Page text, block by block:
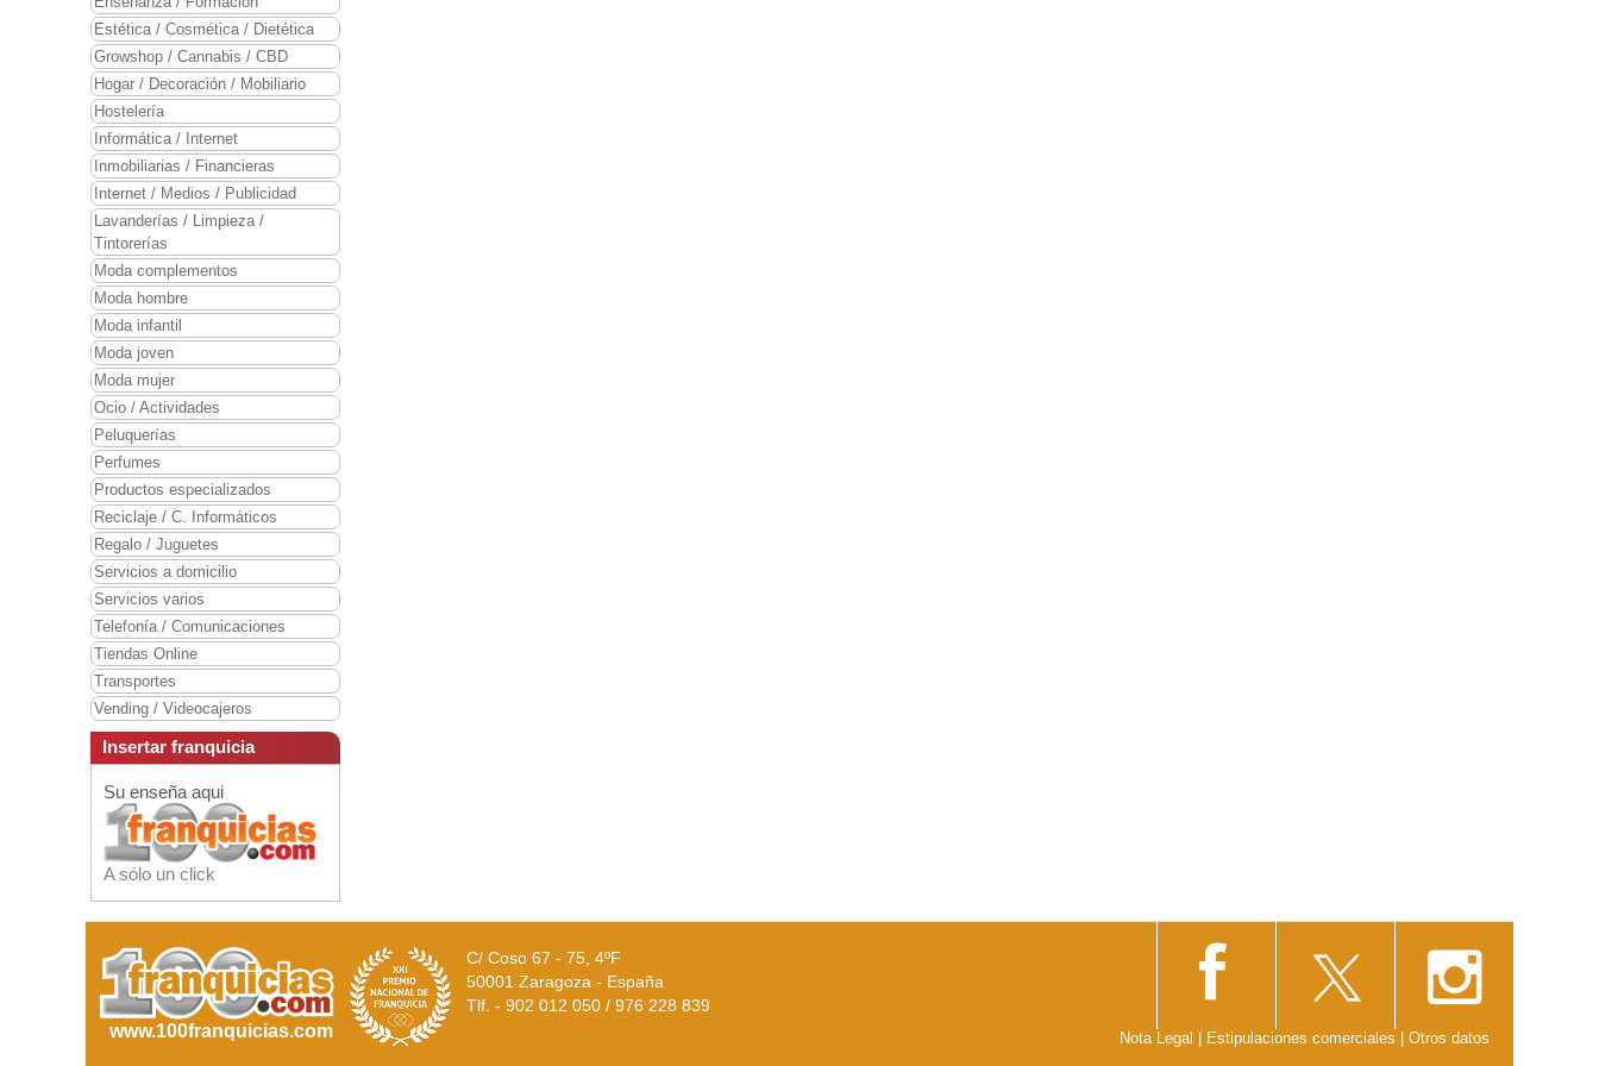
Estética / Cosmética / Dietética
Growshop / Cannabis / CBD
Hogar / Decoración / Mobiliario
Hostelería
Informática / Internet
Inmobiliarias / Financieras
Internet / Medios / Publicidad
Lavanderías / Limpieza /
Tintorerías
Moda complementos
Moda hombre
Moda infantil
Moda joven
Moda mujer
Ocio / Actividades
Peluquerías
Perfumes
Productos especializados
Reciclaje / C. Informáticos
Regalo / Juguetes
Servicios a domicilio
Servicios varios
Telefonía / Comunicaciones
Tiendas Online
Transportes
Vending / Videocajeros
Insertar franquicia
Su enseña aqui
A sólo un click
www.100franquicias.com
C/ Coso 67 - 75, 4ºF
50001 Zaragoza - España
Tlf. - 902 012 050 / 976 228 839
Nota Legal Estipulaciones comerciales Otros datos